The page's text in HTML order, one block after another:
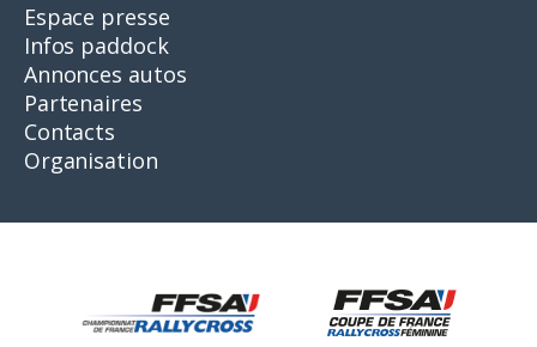
Espace presse
Infos paddock
Annonces autos
Partenaires
Contacts
Organisation